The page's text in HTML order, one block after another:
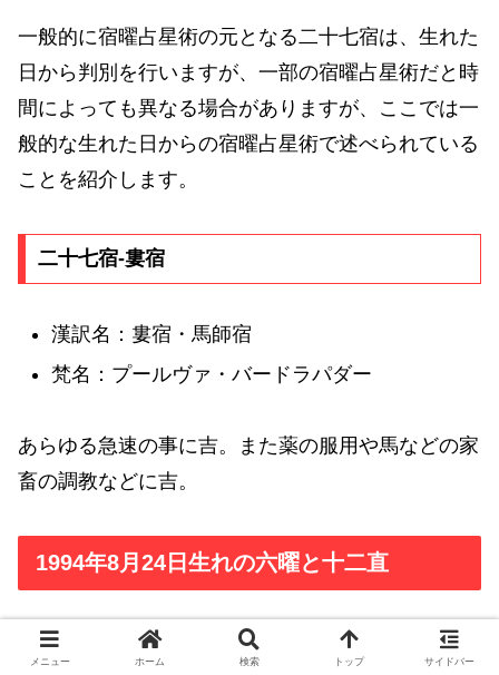
一般的に宿曜占星術の元となる二十七宿は、生れた
日から判別を行いますが、一部の宿曜占星術だと時
間によっても異なる場合がありますが、ここでは一
般的な生れた日からの宿曜占星術で述べられている
ことを紹介します。
二十七宿-婁宿
漢訳名：婁宿・馬師宿
梵名：プールヴァ・バードラパダー
あらゆる急速の事に吉。また薬の服用や馬などの家
畜の調教などに吉。
1994年8月24日生れの六曜と十二直
1994年8月24日生れの六曜
メニュー ホーム 検索 トップ サイドバー